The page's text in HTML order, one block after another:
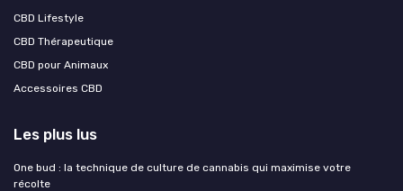
CBD Lifestyle
CBD Thérapeutique
CBD pour Animaux
Accessoires CBD
Les plus lus
One bud : la technique de culture de cannabis qui maximise votre
récolte